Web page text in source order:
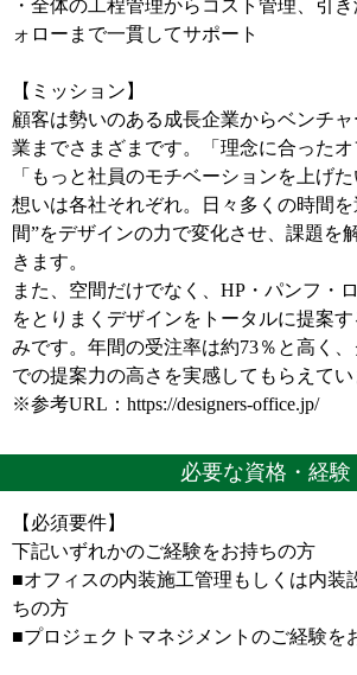
・全体の工程管理からコスト管理、引
ォローまで一貫してサポート
【ミッション】
顧客は勢いのある成長企業からベンチ
業までさまざまです。「理念に合ったオ
「もっと社員のモチベーションを上げ
想いは各社それぞれ。日々多くの時間
間”をデザインの力で変化させ、課題を
きます。
また、空間だけでなく、HP・パンフ・
をとりまくデザインをトータルに提案
みです。年間の受注率は約73％と高く
での提案力の高さを実感してもらえてい
※参考URL：https://designers-office.jp/
必要な資格・経験
【必須要件】
下記いずれかのご経験をお持ちの方
■オフィスの内装施工管理もしくは内装
ちの方
■プロジェクトマネジメントのご経験を